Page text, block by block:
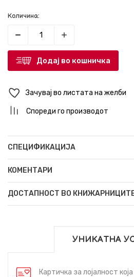
Количина:
Додај во кошничка
Зачувај во листата на желби
Спореди го производот
СПЕЦИФИКАЦИЈА
КОМЕНТАРИ
ДОСТАПНОСТ ВО
УНИКАТНА
Картичка за лојалност